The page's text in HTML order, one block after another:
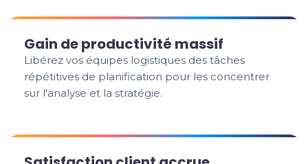
Gain de productivité massif
Libérez vos équipes logistiques des tâches
répétitives de planification pour les concentrer
sur l'analyse et la stratégie.